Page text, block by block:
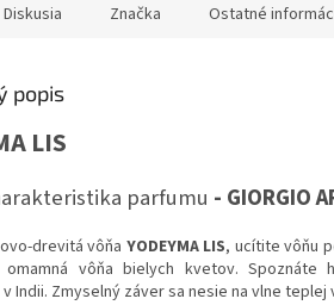
Diskusia Značka Ostatné
popis
LIS
parfumu - GIORGIO
drevitá vôňa YODEYMA LIS, ucítite vôňu
omamná vôňa bielych kvetov.
Indii. Zmyselný záver sa nesie na vlne teplej